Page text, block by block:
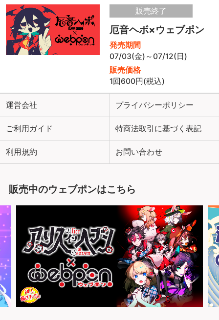
販売終了
厄音ヘボ×ウェブポン
発売期間
07/03(金)～07/12(日)
販売価格
1回600円(税込)
運営会社 プライバシーポリシー
ご利用ガイド 特商法取引に基づく表記
利用規約 お問い合わせ
販売中のウェブポンはこちら